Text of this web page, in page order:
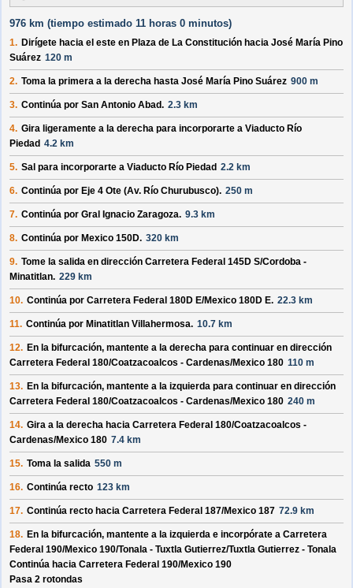
976 km (tiempo estimado 11 horas 0 minutos)
1. Dirígete hacia el este en Plaza de La Constitución hacia José María Pino
Suárez 120 m
2. Toma la primera a la derecha hasta José María Pino Suárez 900 m
3. Continúa por San Antonio Abad. 2.3 km
4. Gira ligeramente a la derecha para incorporarte a Viaducto Río
Piedad 4.2 km
5. Sal para incorporarte a Viaducto Río Piedad 2.2 km
6. Continúa por Eje 4 Ote (Av. Río Churubusco). 250 m
7. Continúa por Gral Ignacio Zaragoza. 9.3 km
8. Continúa por Mexico 150D. 320 km
9. Tome la salida en dirección Carretera Federal 145D S/Cordoba -
Minatitlan. 229 km
10. Continúa por Carretera Federal 180D E/Mexico 180D E. 22.3 km
11. Continúa por Minatitlan Villahermosa. 10.7 km
12. En la bifurcación, mantente a la derecha para continuar en dirección
Carretera Federal 180/Coatzacoalcos - Cardenas/Mexico 180 110 m
13. En la bifurcación, mantente a la izquierda para continuar en dirección
Carretera Federal 180/Coatzacoalcos - Cardenas/Mexico 180 240 m
14. Gira a la derecha hacia Carretera Federal 180/Coatzacoalcos -
Cardenas/Mexico 180 7.4 km
15. Toma la salida 550 m
16. Continúa recto 123 km
17. Continúa recto hacia Carretera Federal 187/Mexico 187 72.9 km
18. En la bifurcación, mantente a la izquierda e incorpórate a Carretera
Federal 190/Mexico 190/Tonala - Tuxtla Gutierrez/Tuxtla Gutierrez - Tonala
Continúa hacia Carretera Federal 190/Mexico 190
Pasa 2 rotondas